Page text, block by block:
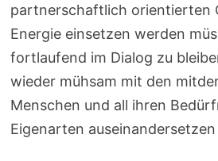
partnerschaftlich orientierten
Energie einsetzen werden
fortlaufend im Dialog zu
wieder mühsam mit den
Menschen und all ihren
Eigenarten auseinandersetzen